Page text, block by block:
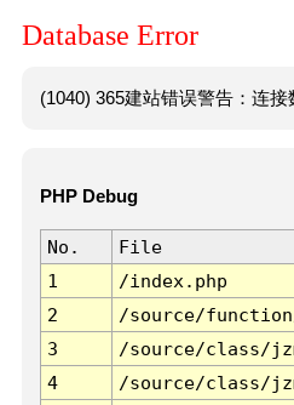
Database Error
(1040) 365建站错误警告：连
PHP Debug
No. File
1
/index.php
2
/source/
3
/source/class/
4
/source/class/